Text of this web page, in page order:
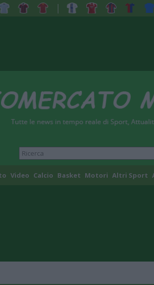
Video Calcio Basket Motori Altri Sport